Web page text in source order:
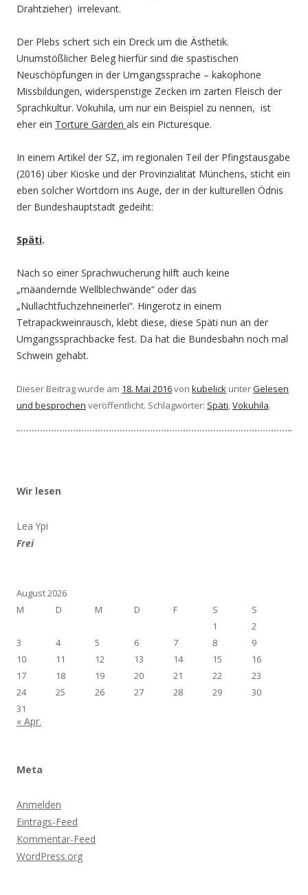
Drahtzieher) irrelevant.
Der Plebs schert sich ein Dreck um die Ästhetik.
Unumstößlicher Beleg hierfür sind die spastischen
Neuschöpfungen in der Umgangssprache – kakophone
Missbildungen, widerspenstige Zecken im zarten Fleisch der
Sprachkultur. Vokuhila, um nur ein Beispiel zu nennen, ist
eher ein Torture Garden als ein Picturesque.
In einem Artikel der SZ, im regionalen Teil der Pfingstausgabe
(2016) über Kioske und der Provinzialität Münchens, sticht ein
eben solcher Wortdorn ins Auge, der in der kulturellen Ödnis
der Bundeshauptstadt gedeiht:
Späti.
Nach so einer Sprachwucherung hilft auch keine
„mäandernde Wellblechwände“ oder das
„Nullachtfuchzehneinerlei“. Hingerotz in einem
Tetrapackweinrausch, klebt diese, diese Späti nun an der
Umgangssprachbacke fest. Da hat die Bundesbahn noch mal
Schwein gehabt.
Dieser Beitrag wurde am 18. Mai 2016von kubelick unterGelesen
und besprochen veröffentlicht. Schlagwörter: Späti,Vokuhila.
Wir lesen
Lea Ypi
Frei
August 2026
M
D M D F S
S
1
2
3
4 5 6 7 8
9
10
11 12 13 14 15
16
17
18 19 20 21 22
23
24
25 26 27 28 29
30
31
« Apr.
Meta
Anmelden
Eintrags-Feed
Kommentar-Feed
WordPress.org